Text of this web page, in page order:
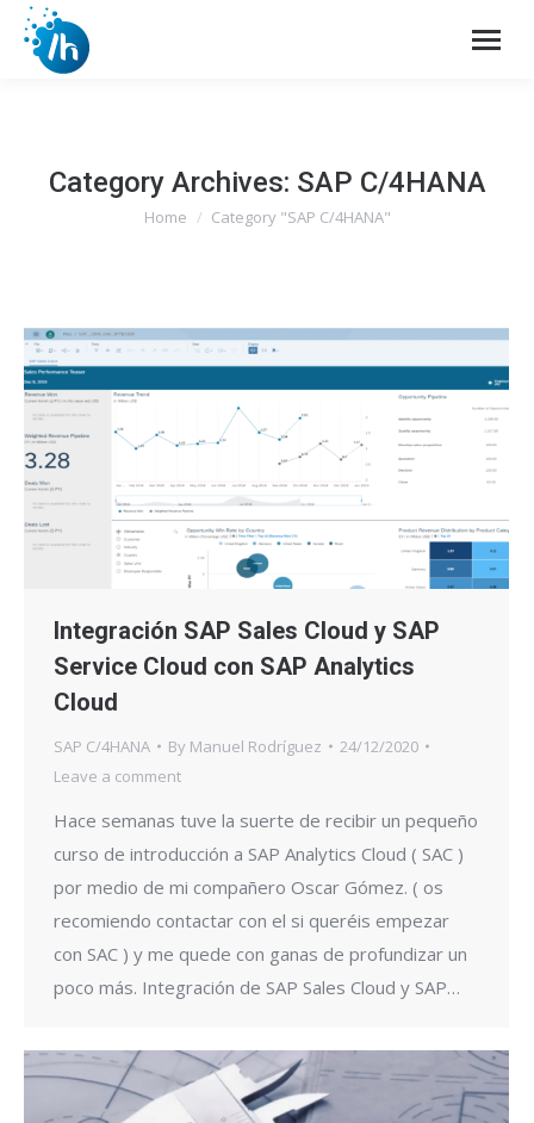
Category Archives: SAP C/4HANA
You are here:
Home Category "SAP C/4HANA"
Integración SAP Sales Cloud y SAP
Service Cloud con SAP Analytics
Cloud
SAP C/4HANA By Manuel Rodríguez
24/12/2020
Leave a comment
Hace semanas tuve la suerte de recibir un pequeño
curso de introducción a SAP Analytics Cloud ( SAC )
por medio de mi compañero Oscar Gómez. ( os
recomiendo contactar con el si queréis empezar
con SAC ) y me quede con ganas de profundizar un
poco más. Integración de SAP Sales Cloud y SAP…